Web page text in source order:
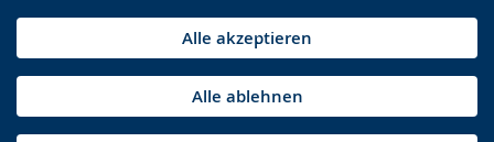
Alle akzeptieren
Alle ablehnen